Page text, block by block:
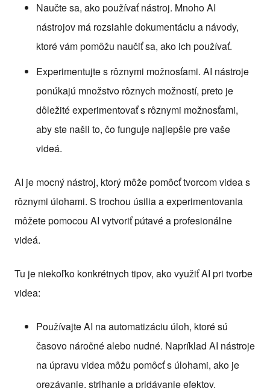
Naučte sa, ako používať nástroj. Mnoho AI
nástrojov má rozsiahle dokumentáciu a návody,
ktoré vám pomôžu naučiť sa, ako ich používať.
Experimentujte s rôznymi možnosťami. AI nástroje
ponúkajú množstvo rôznych možností, preto je
dôležité experimentovať s rôznymi možnosťami,
aby ste našli to, čo funguje najlepšie pre vaše
videá.
AI je mocný nástroj, ktorý môže pomôcť tvorcom videa s
rôznymi úlohami. S trochou úsilia a experimentovania
môžete pomocou AI vytvoriť pútavé a profesionálne
videá.
Tu je niekoľko konkrétnych tipov, ako využiť AI pri tvorbe
videa:
Používajte AI na automatizáciu úloh, ktoré sú
časovo náročné alebo nudné. Napríklad AI nástroje
na úpravu videa môžu pomôcť s úlohami, ako je
orezávanie, strihanie a pridávanie efektov.